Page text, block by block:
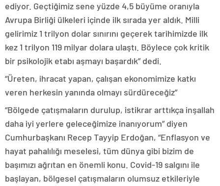
ediyor. Geçtiğimiz sene yüzde 4,5 büyüme oranıyla
Avrupa Birliği ülkeleri içinde ilk sırada yer aldık. Milli
gelirimiz 1 trilyon dolar sınırını geçerek tarihimizde ilk
kez 1 trilyon 119 milyar dolara ulaştı. Böylece çok kritik
bir psikolojik etabı aşmayı başardık” dedi.
“Üreten, ihracat yapan, çalışan ekonomimize katkı
veren herkesin yanında olmayı sürdüreceğiz”
“Bölgede çatışmaların durulup, istikrar arttıkça inşallah
daha iyi yerlere geleceğimize inanıyorum” diyen
Cumhurbaşkanı Recep Tayyip Erdoğan, “Enflasyon ve
hayat pahalılığı meselesi, tüm dünya gibi bizim de
başımızı ağrıtan en önemli konu. Covid-19 salgını ile
başlayan, bölgesel çatışmaların olumsuz etkileriyle